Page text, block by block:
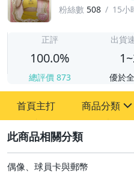
粉絲數 508 15小
正評
100.0%
總評價 873
出貨
優於
首頁主打 商品分類
玩具、模型與公仔
偶像、球員卡與郵幣
偶像、球員卡與郵幣